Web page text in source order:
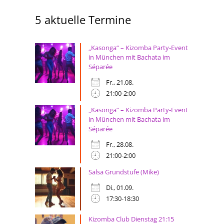
5 aktuelle Termine
„Kasonga“ – Kizomba Party-Event
in München mit Bachata im
Séparée
Fr., 21.08.
21:00-2:00
„Kasonga“ – Kizomba Party-Event
in München mit Bachata im
Séparée
Fr., 28.08.
21:00-2:00
Salsa Grundstufe (Mike)
Di., 01.09.
17:30-18:30
Kizomba Club Dienstag 21:15